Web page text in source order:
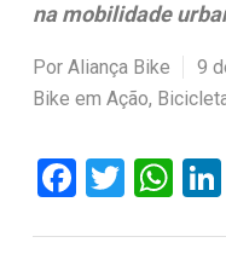
na mobilidade
Por Aliança Bike 9
Bike em Ação,